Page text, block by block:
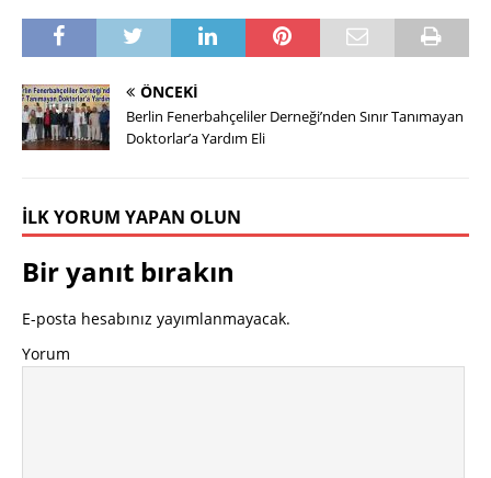
ÖNCEKI
Berlin Fenerbahçeliler Derneği’nden Sınır Tanımayan
Doktorlar’a Yardım Eli
İLK YORUM YAPAN OLUN
Bir yanıt bırakın
E-posta hesabınız yayımlanmayacak.
Yorum